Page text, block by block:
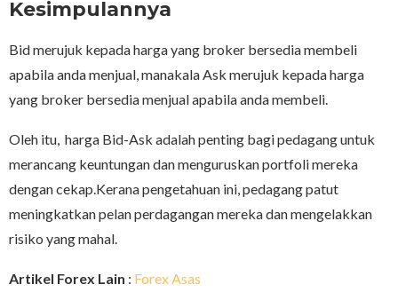
Kesimpulannya
Bid merujuk kepada harga yang broker bersedia membeli
apabila anda menjual, manakala Ask merujuk kepada harga
yang broker bersedia menjual apabila anda membeli.
Oleh itu, harga Bid-Ask adalah penting bagi pedagang untuk
merancang keuntungan dan menguruskan portfoli mereka
dengan cekap.Kerana pengetahuan ini, pedagang patut
meningkatkan pelan perdagangan mereka dan mengelakkan
risiko yang mahal.
Artikel Forex Lain : Forex Asas